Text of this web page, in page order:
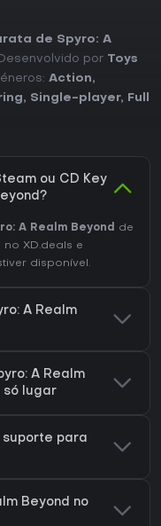
de Spyro: A
por Toys
Action,
, Single-player,
Full
ou CD Key
A Realm Beyond
de
XD.deals e
disponível.
A Realm
A Realm
só lugar
suporte para
Beyond no